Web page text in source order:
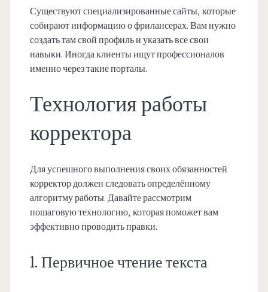
Существуют специализированные сайты, которые
собирают информацию о фрилансерах. Вам нужно
создать там свой профиль и указать все свои
навыки. Иногда клиенты ищут профессионалов
именно через такие порталы.
Технология работы
корректора
Для успешного выполнения своих обязанностей
корректор должен следовать определённому
алгоритму работы. Давайте рассмотрим
пошаговую технологию, которая поможет вам
эффективно проводить правки.
1. Первичное чтение текста